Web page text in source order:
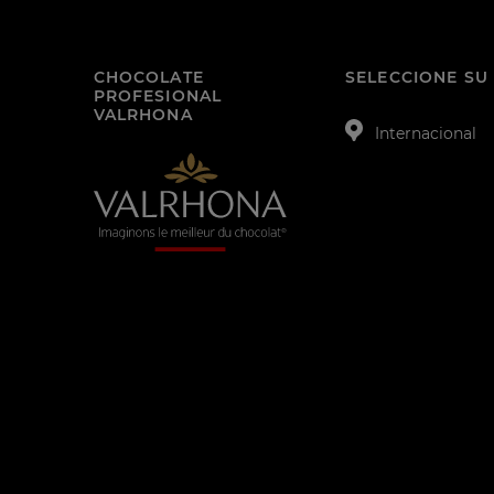
CHOCOLATE
PROFESIONAL
VALRHONA
SELECCIONE
Internacional